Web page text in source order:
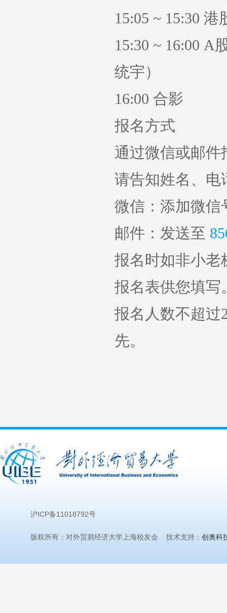
15:05 ~ 15:30
15:30 ~ 16:00 A
统宇）
16:00 合影
报名方式
通过微信或邮件
请告知姓名、电
微信：添加微信
邮件：发送至
报名时如非小老
报名表供您填写
报名人数不超过
先。
沪ICP备11018792号
版权所有：对外贸易经济大学上海校友会 技术支持： 创奥科